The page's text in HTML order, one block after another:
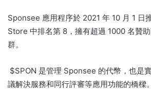
Sponsee 應用程序於 2021 年 10 月 1 日
Store 中排名第 8，擁有超過 1000 名贊
群。
$SPON 是管理 Sponsee 的代幣，也是
議解決服務和同行評審等應用功能的橋樑。